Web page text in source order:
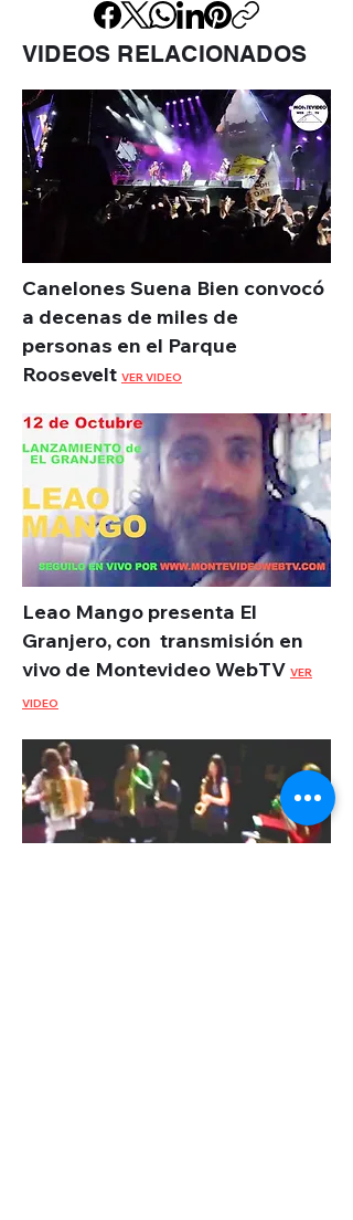
VIDEOS RELACIONADOS
Canelones Suena Bien convocó
a decenas de miles de
personas en el Parque
Roosevelt VER VIDEO
Leao Mango presenta El
Granjero, con transmisión en
vivo de Montevideo WebTV VER
VIDEO